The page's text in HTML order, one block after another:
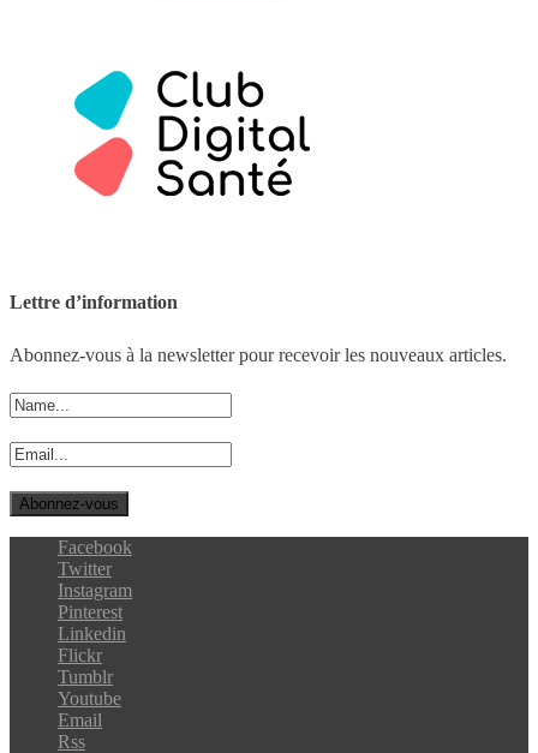
Lettre d’information
Abonnez-vous à la newsletter pour recevoir les nouveaux articles.
Facebook
Twitter
Instagram
Pinterest
Linkedin
Flickr
Tumblr
Youtube
Email
Rss